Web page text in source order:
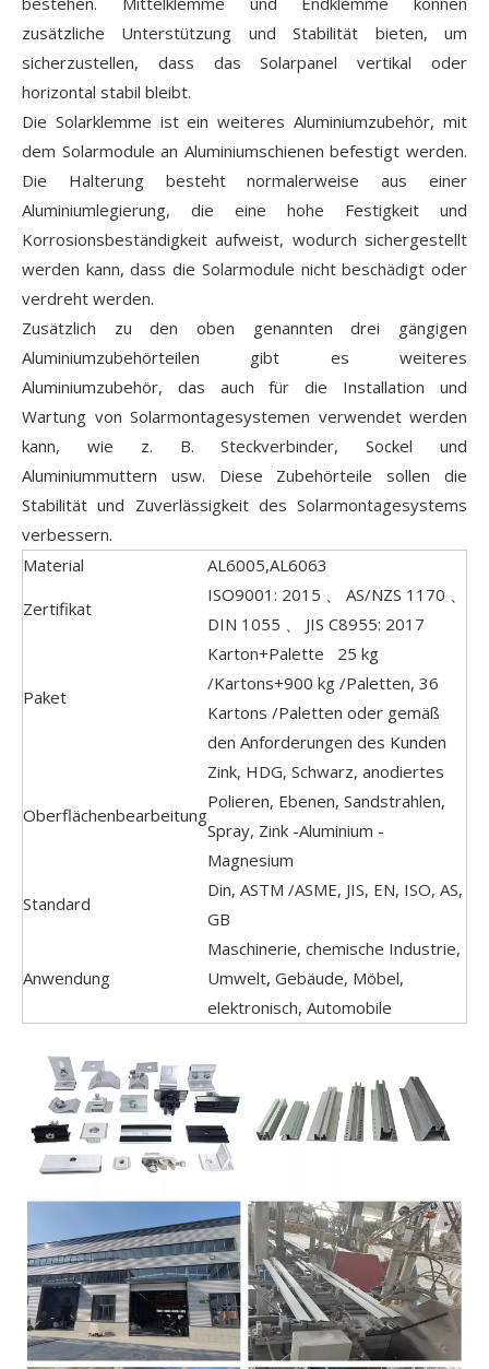
zusätzliche Unterstützung und Stabilität bieten, um
sicherzustellen, dass das Solarpanel vertikal oder
horizontal stabil bleibt.
Die Solarklemme ist ein weiteres Aluminiumzubehör, mit
dem Solarmodule an Aluminiumschienen befestigt werden.
Die Halterung besteht normalerweise aus einer
Aluminiumlegierung, die eine hohe Festigkeit und
Korrosionsbeständigkeit aufweist, wodurch sichergestellt
werden kann, dass die Solarmodule nicht beschädigt oder
verdreht werden.
Zusätzlich zu den oben genannten drei gängigen
Aluminiumzubehörteilen gibt es weiteres
Aluminiumzubehör, das auch für die Installation und
Wartung von Solarmontagesystemen verwendet werden
kann, wie z. B. Steckverbinder, Sockel und
Aluminiummuttern usw. Diese Zubehörteile sollen die
Stabilität und Zuverlässigkeit des Solarmontagesystems
verbessern.
Material
AL6005,AL6063
Zertifikat
ISO9001: 2015 、 AS/NZS 1170 、
DIN 1055 、 JIS C8955: 2017
Paket
Karton+Palette 25 kg
/Kartons+900 kg /Paletten, 36
Kartons /Paletten oder gemäß
den Anforderungen des Kunden
Oberflächenbearbeitung
Zink, HDG, Schwarz, anodiertes
Polieren, Ebenen, Sandstrahlen,
Spray, Zink -Aluminium -
Magnesium
Standard
Din, ASTM /ASME, JIS, EN, ISO, AS,
GB
Anwendung
Maschinerie, chemische Industrie,
Umwelt, Gebäude, Möbel,
elektronisch, Automobile